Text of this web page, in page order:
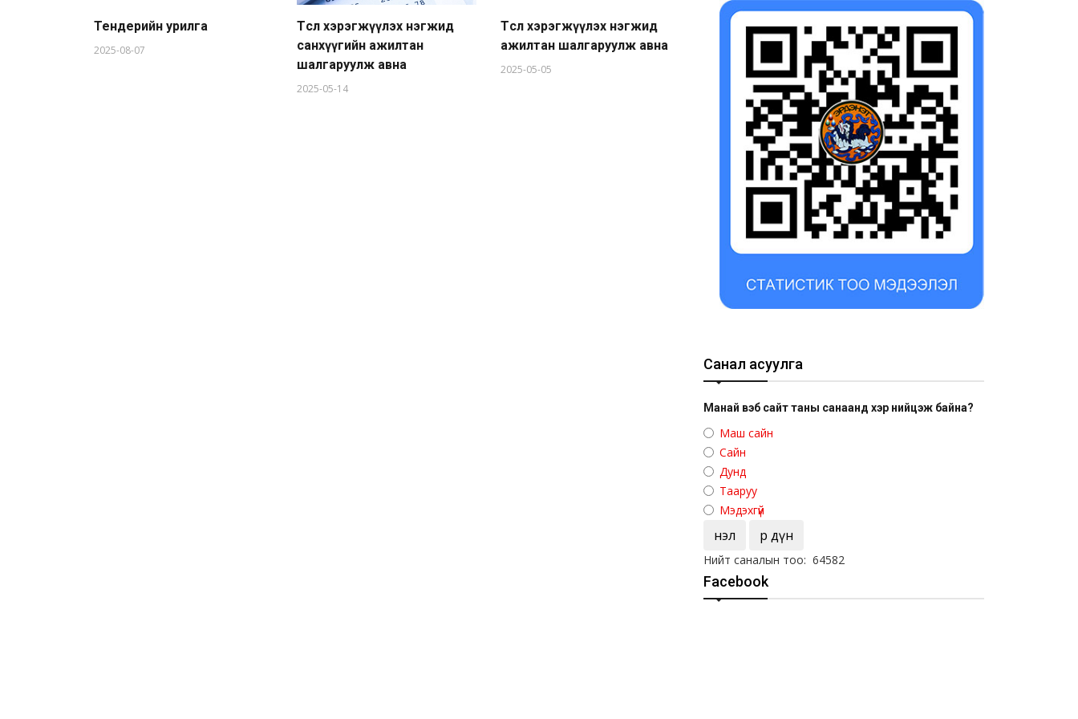
Тендерийн урилга
2025-08-07
Төсөл хэрэгжүүлэх нэгжид
санхүүгийн ажилтан
шалгаруулж авна
2025-05-14
Төсөл хэрэгжүүлэх нэгжид
ажилтан шалгаруулж авна
2025-05-05
Орхон аймаг, Эрдэнэт
хотыг “Монголын
хүртээмжтэй ногоон хот
болох” төсөл хэрэгжинэ
2025-01-08
Төсөл хэрэгжүүлэх нэгжид
ажилтан шалгаруулж авна
2024-11-14
Санал асуулга
Манай вэб сайт таны санаанд хэр нийцэж байна?
Маш сайн
Сайн
Дунд
Тааруу
Мэдэхгүй
Үнэл Үр дүн
Нийт саналын тоо: 64582
Facebook